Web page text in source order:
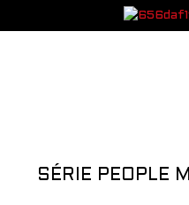
SÉRIE PEOPLE